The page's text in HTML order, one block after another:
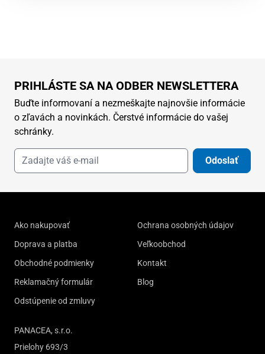
PRIHLÁSTE SA NA ODBER NEWSLETTERA
Buďte informovaní a nezmeškajte najnovšie informácie
o zľavách a novinkách. Čerstvé informácie do vašej
schránky.
Odoslať
Ako nakupovať
Doprava a platba
Obchodné podmienky
Reklamačný formulár
Odstúpenie od zmluvy
Ochrana osobných údajov
Veľkoobchod
Kontakt
Blog
PANACEA, s.r.o.
Prielohy 693/3